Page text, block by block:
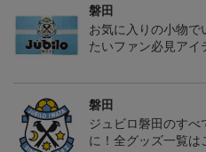
磐田
お気に入りの小物で
たいファン必見アイ
磐田
ジュビロ磐田のす
に！全グッズ一覧は